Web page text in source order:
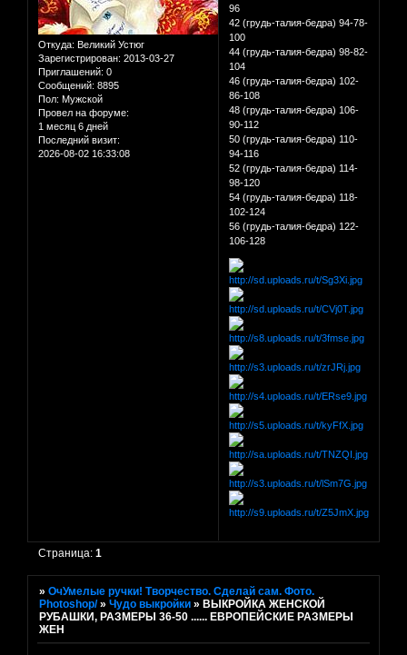
Откуда: Великий Устюг
Зарегистрирован: 2013-03-27
Приглашений: 0
Сообщений: 8895
Пол: Мужской
Провел на форуме:
1 месяц 6 дней
Последний визит:
2026-08-02 16:33:08
96
42 (грудь-талия-бедра) 94-78-
100
44 (грудь-талия-бедра) 98-82-
104
46 (грудь-талия-бедра) 102-
86-108
48 (грудь-талия-бедра) 106-
90-112
50 (грудь-талия-бедра) 110-
94-116
52 (грудь-талия-бедра) 114-
98-120
54 (грудь-талия-бедра) 118-
102-124
56 (грудь-талия-бедра) 122-
106-128
Страница:1
»ОчУмелые ручки! Творчество. Сделай сам. Фото.
Photoshop/ »Чудо выкройки »ВЫКРОЙКА ЖЕНСКОЙ
РУБАШКИ, РАЗМЕРЫ 36-50 ...... ЕВРОПЕЙСКИЕ РАЗМЕРЫ
ЖЕН